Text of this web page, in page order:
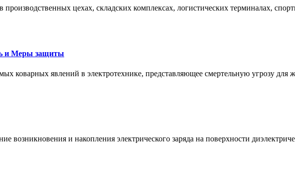
цехах, складских комплексах, логистических терминалах,
и Меры защиты
коварных явлений в электротехнике, представляющее смертельную угрозу для
возникновения и накопления электрического заряда на поверхности